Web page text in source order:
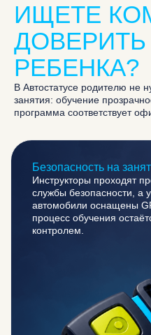
ИЩЕТЕ
РЕБЕНКА?
В Автостатусе родителю не
занятия: обучение
программа соответствует
Безопасность на
Инструкторы проходят
службы безопасности, а
автомобили оснащены
процесс обучения
контролем.
хочу права
записаться на тест-драйв
Chery Tiggo 4 Pro